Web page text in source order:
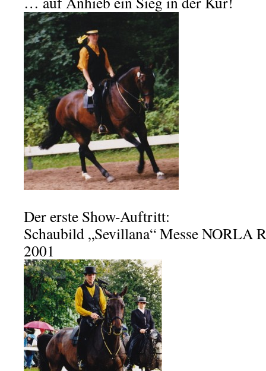
Der erste Show-Auftritt:
Schaubild „Sevillana“ Messe NORLA
2001